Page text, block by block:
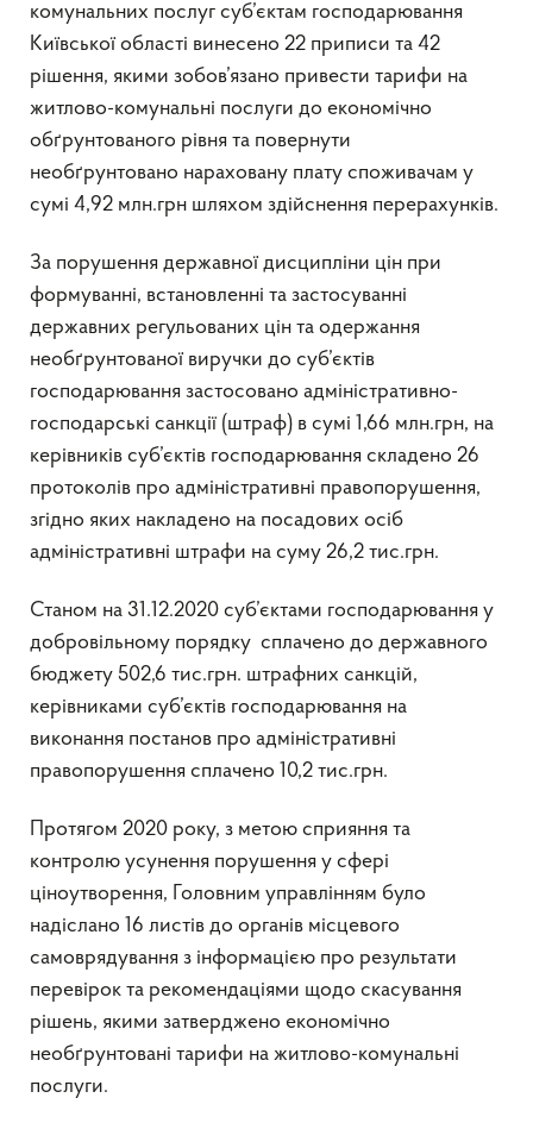
комунальних послуг суб’єктам господарювання
Київської області винесено 22 приписи та 42
рішення, якими зобов’язано привести тарифи на
житлово-комунальні послуги до економічно
обґрунтованого рівня та повернути
необґрунтовано нараховану плату споживачам у
сумі 4,92 млн.грн шляхом здійснення перерахунків.
За порушення державної дисципліни цін при
формуванні, встановленні та застосуванні
державних регульованих цін та одержання
необґрунтованої виручки до суб’єктів
господарювання застосовано адміністративно-
господарські санкції (штраф) в сумі 1,66 млн.грн, на
керівників суб’єктів господарювання складено 26
протоколів про адміністративні правопорушення,
згідно яких накладено на посадових осіб
адміністративні штрафи на суму 26,2 тис.грн.
Станом на 31.12.2020 суб’єктами господарювання у
добровільному порядку сплачено до державного
бюджету 502,6 тис.грн. штрафних санкцій,
керівниками суб’єктів господарювання на
виконання постанов про адміністративні
правопорушення сплачено 10,2 тис.грн.
Протягом 2020 року, з метою сприяння та
контролю усунення порушення у сфері
ціноутворення, Головним управлінням було
надіслано 16 листів до органів місцевого
самоврядування з інформацією про результати
перевірок та рекомендаціями щодо скасування
рішень, якими затверджено економічно
необґрунтовані тарифи на житлово-комунальні
послуги.